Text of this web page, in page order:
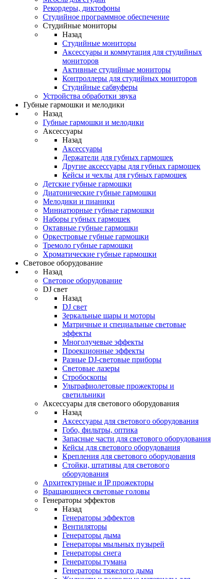
Рекордеры, диктофоны
Студийное программное обеспечение
Студийные мониторы
Назад
Студийные мониторы
Аксессуары и коммутация для студийных
мониторов
Активные студийные мониторы
Контроллеры для студийных мониторов
Студийные сабвуферы
Устройства обработки звука
Губные гармошки и мелодики
Назад
Губные гармошки и мелодики
Аксессуары
Назад
Аксессуары
Держатели для губных гармошек
Другие аксессуары для губных гармошек
Кейсы и чехлы для губных гармошек
Детские губные гармошки
Диатонические губные гармошки
Мелодики и пианики
Миниатюрные губные гармошки
Наборы губных гармошек
Октавные губные гармошки
Оркестровые губные гармошки
Тремоло губные гармошки
Хроматические губные гармошки
Световое оборудование
Назад
Световое оборудование
DJ свет
Назад
DJ свет
Зеркальные шары и моторы
Матричные и специальные световые
эффекты
Многолучевые эффекты
Проекционные эффекты
Разные DJ-световые приборы
Световые лазеры
Стробоскопы
Ультрафиолетовые прожекторы и
светильники
Аксессуары для светового оборудования
Назад
Аксессуары для светового оборудования
Гобо, фильтры, оптика
Запасные части для светового оборудования
Кейсы для светового оборудования
Крепления для светового оборудования
Стойки, штативы для светового
оборудования
Архитектурные и IP прожекторы
Вращающиеся световые головы
Генераторы эффектов
Назад
Генераторы эффектов
Вентиляторы
Генераторы дыма
Генераторы мыльных пузырей
Генераторы снега
Генераторы тумана
Генераторы тяжелого дыма